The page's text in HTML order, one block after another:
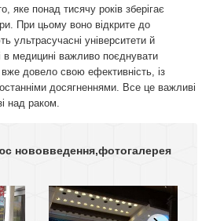
яке понад тисячу років зберігає
При цьому воно відкрите до
ультрасучасні університети й
в медицині важливо поєднувати
довело свою ефективність, із
досягненнями. Все це важливі
над раком.
нововведення,фотогалерея